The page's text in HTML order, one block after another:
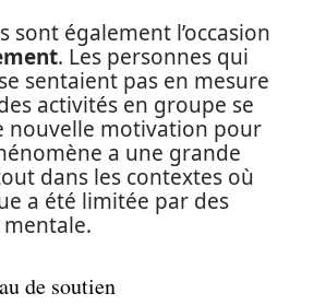
sont également l’occasion
. Les personnes qui
sentaient pas en mesure
activités en groupe se
nouvelle motivation pour
a une grande
dans les contextes où
a été limitée par des
de soutien